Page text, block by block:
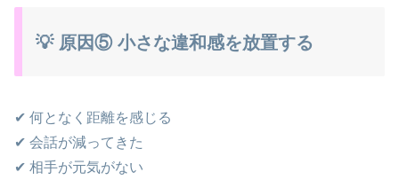
💡 原因⑤ 小さな違和感を放置する
✔ 何となく距離を感じる
✔ 会話が減ってきた
✔ 相手が元気がない